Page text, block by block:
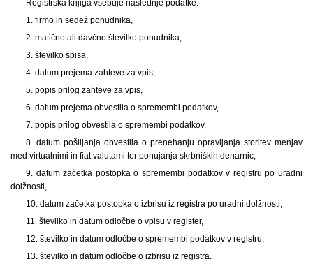
Registrska knjiga vsebuje naslednje podatke:
1. firmo in sedež ponudnika,
2. matično ali davčno številko ponudnika,
3. številko spisa,
4. datum prejema zahteve za vpis,
5. popis prilog zahteve za vpis,
6. datum prejema obvestila o spremembi podatkov,
7. popis prilog obvestila o spremembi podatkov,
8. datum pošiljanja obvestila o prenehanju opravljanja storitev menjav
med virtualnimi in fiat valutami ter ponujanja skrbniških denarnic,
9. datum začetka postopka o spremembi podatkov v registru po uradni
dolžnosti,
10. datum začetka postopka o izbrisu iz registra po uradni dolžnosti,
11. številko in datum odločbe o vpisu v register,
12. številko in datum odločbe o spremembi podatkov v registru,
13. številko in datum odločbe o izbrisu iz registra.